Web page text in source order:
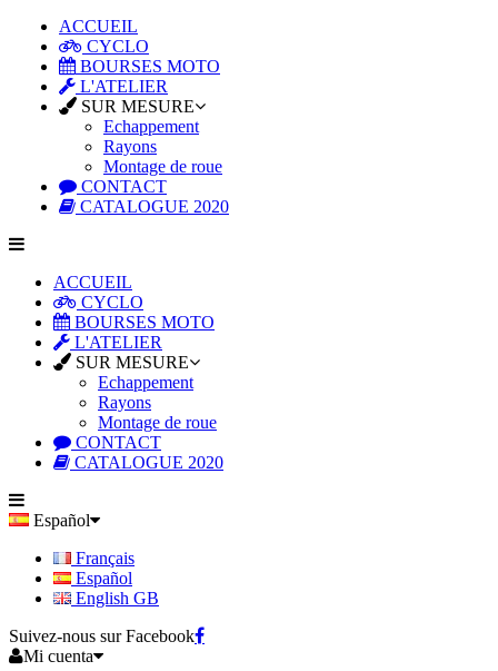
ACCUEIL
CYCLO
BOURSES MOTO
L'ATELIER
SUR MESURE
Echappement
Rayons
Montage de roue
CONTACT
CATALOGUE 2020
ACCUEIL
CYCLO
BOURSES MOTO
L'ATELIER
SUR MESURE
Echappement
Rayons
Montage de roue
CONTACT
CATALOGUE 2020
Español
Français
Español
English GB
Suivez-nous sur Facebook
Mi cuenta